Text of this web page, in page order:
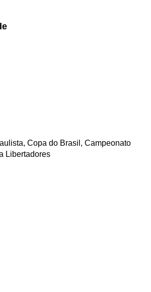
Copa do Brasil, Campeonato
Libertadores